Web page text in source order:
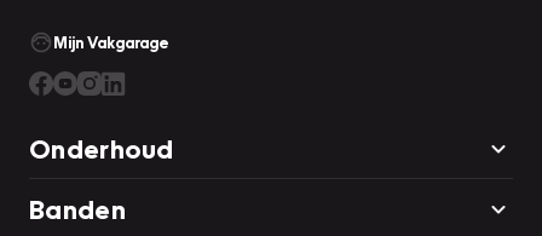
Mijn Vakgarage
Onderhoud
Banden